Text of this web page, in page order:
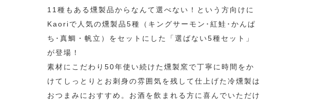
11種もある燻製品からなんて選べない！という方向けに
Kaoriで人気の燻製品5種（キングサーモン･紅鮭･かんぱ
ち･真鯛・帆立）をセットにした「選ばない5種セット」
が登場！
素材にこだわり50年使い続けた燻製窯で丁寧に時間をか
けてしっとりとお刺身の雰囲気を残して仕上げた冷燻製は
おつまみにおすすめ。お酒を飲まれる方に喜んでいただけ